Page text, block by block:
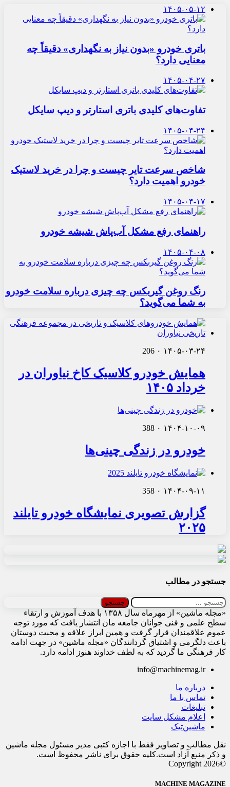
۱۴۰۵-۰۵-۱۲
باتری خودرو «بدون نیاز به نگهداری» دقیقاً چه
معنایی دارد؟
۱۴۰۵-۰۴-۲۷
تفاوت‌های کلیدی باتری استارتر و دیپ سایکل
۱۴۰۵-۰۴-۲۴
شاخص سرعت تایر چیست و چرا در خرید لاستیک
خودرو اهمیت دارد؟
۱۴۰۵-۰۴-۱۷
راهنمای رفع مشکل آب‌پاش شیشه خودرو
۱۴۰۵-۰۴-۰۸
رنگ روغن گیربکس چه چیزی درباره سلامت خودرو
به شما می‌گوید؟
۱۴۰۵-۰۳-۲۴ ۰ 206
همایش خودرو کلاسیک کاخ نیاوران در
خرداد ۱۴۰۵
۱۴۰۴-۱۰-۰۹ ۰ 388
خودرو در زندگی چینی‌ها
۱۴۰۴-۰۹-۱۱ ۰ 358
گزارش تصویری نمایشگاه خودرو تایلند
۲۰۲۵
جستجو در مطالب
جستجو
برای:
«مجله ماشین» از مهرماه سال ۱۳۵۸ با هدف آموزش و ارتقاء
سطح علمی و فنی جوانان جامعه مان انتشار یافت که مورد توجه
عموم علاقمندان قرار گرفت و همین ابراز علاقه و محبت دوستان
باعث دلگرمی و اشتیاق گردانندگان «مجله ماشین» در جهت ادامه
کار فرهنگی ما گردید که به لطف خداوند هنوز ادامه دارد.
info@machinemag.ir
درباره ما
تماس با ما
تبلیغات
اعلام مشکل سایت
ماشین‌تیک
نقل مطالب و تصاویر فقط با اجازه کتبی مدیر مسئول مجله ماشین
و ذکر منبع آزاد است.کلیه حقوق برای ناشر محفوظ است.
©Copyright 2026
MACHINE MAGAZINE